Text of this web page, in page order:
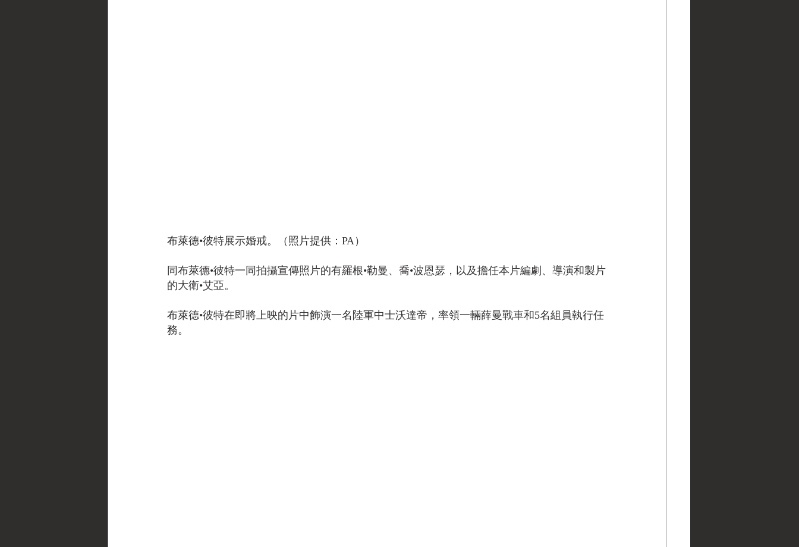
布萊德•彼特展示婚戒。（照片提供：PA）
同布萊德•彼特一同拍攝宣傳照片的有羅根•勒曼、喬•波恩瑟，以及擔任本片編劇、導演和製片
的大衛•艾亞。
布萊德•彼特在即將上映的片中飾演一名陸軍中士沃達帝，率領一輛薛曼戰車和5名組員執行任
務。